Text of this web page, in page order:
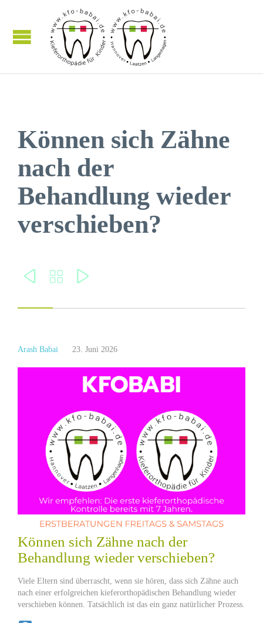
Können sich Zähne
nach der
Behandlung wieder
verschieben?
  
Arash Babai 23. Juni 2026
Können sich Zähne nach der
Behandlung wieder verschieben?
Viele Eltern sind überrascht, wenn sie hören, dass sich Zähne auch
nach einer erfolgreichen kieferorthopädischen Behandlung wieder
verschieben können. Tatsächlich ist das ein ganz natürlicher Prozess.